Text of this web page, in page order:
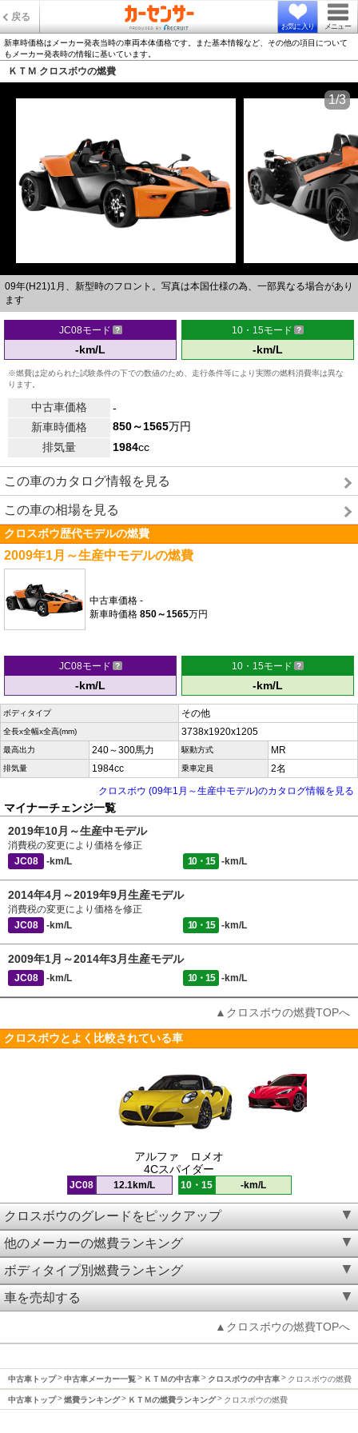
戻る
お気に入り メニュー
新車時価格はメーカー発表当時の車両本体価格です。また基本情報など、その他の項目について
もメーカー発表時の情報に基いています。
ＫＴＭ クロスボウの燃費
09年(H21)1月、新型時のフロント。写真は本国仕様の為、一部異なる場合があり
ます
1/3
JC08モード
-km/L
10・15モード
-km/L
※燃費は定められた試験条件の下での数値のため、走行条件等により実際の燃料消費率は異な
ります。
中古車価格
-
新車時価格
850～1565万円
排気量
1984cc
この車のカタログ情報を見る
この車の相場を見る
クロスボウ歴代モデルの燃費
2009年1月～生産中モデルの燃費
中古車価格 -
新車時価格 850～1565万円
JC08モード
-km/L
10・15モード
-km/L
ボディタイプ その他
全長x全幅x全高(mm) 3738x1920x1205
最高出力 240～300馬力 駆動方式 MR
排気量 1984cc 乗車定員
2名
クロスボウ (09年1月～生産中モデル)のカタログ情報を見る
マイナーチェンジ一覧
2019年10月～生産中モデル
消費税の変更により価格を修正
JC08
-km/L 10・15 -km/L
2014年4月～2019年9月生産モデル
消費税の変更により価格を修正
JC08
-km/L 10・15 -km/L
2009年1月～2014年3月生産モデル
JC08 -km/L 10・15 -km/L
▲クロスボウの燃費TOPへ
クロスボウとよく比較されている車
アルファ ロメオ
4Cスパイダー
JC08 12.1km/L 10・15 -km/L
クロスボウのグレードをピックアップ
他のメーカーの燃費ランキング
ボディタイプ別燃費ランキング
車を売却する
▲クロスボウの燃費TOPへ
中古車トップ 中古車メーカー一覧 ＫＴＭの中古車 クロスボウの中古車 クロスボウの燃費
中古車トップ 燃費ランキング ＫＴＭの燃費ランキング クロスボウの燃費